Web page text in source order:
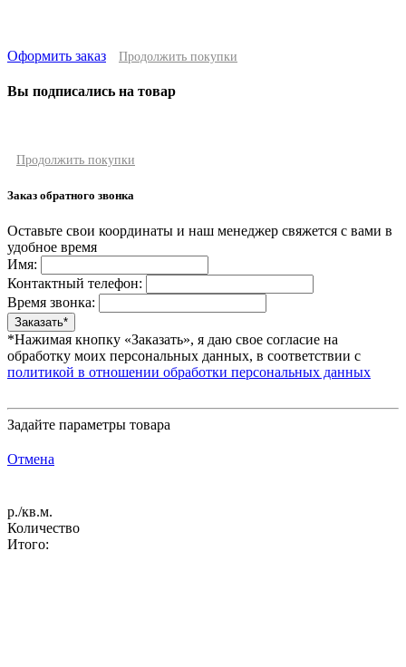
Оформить заказ Продолжить покупки
Вы подписались на товар
Продолжить покупки
Заказ обратного звонка
Оставьте свои координаты и наш менеджер свяжется с вами в
удобное время
Имя:
Контактный телефон:
Время звонка:
*Нажимая кнопку «Заказать», я даю свое согласие на
обработку моих персональных данных, в соответствии с
политикой в отношении обработки персональных данных
Задайте параметры товара
Отмена
р./кв.м.
Количество
Итого: